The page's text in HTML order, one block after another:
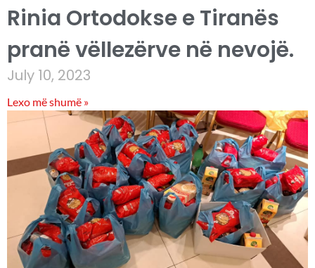
Rinia Ortodokse e Tiranës
pranë vëllezërve në nevojë.
July 10, 2023
Lexo më shumë »